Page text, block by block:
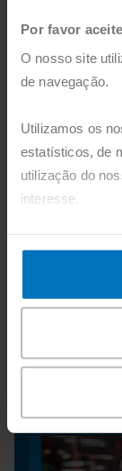
Por favor
O nosso site
de navegação.
Utilizamos os
estatísticos, de
utilização do
interesse.
"Aceitar". Pode
milhões
Atuação
mais de
cuidados
precisa.
GUIA
Guia
Nome
Email
Li e